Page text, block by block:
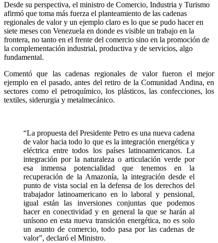
Desde su perspectiva, el ministro de Comercio, Industria y Turismo
afirmó que toma más fuerza el planteamiento de las cadenas
regionales de valor y un ejemplo claro es lo que se pudo hacer en
siete meses con Venezuela en donde es visible un trabajo en la
frontera, no tanto en el frente del comercio sino en la promoción de
la complementación industrial, productiva y de servicios, algo
fundamental.
Comentó que las cadenas regionales de valor fueron el mejor
ejemplo en el pasado, antes del retiro de la Comunidad Andina, en
sectores como el petroquímico, los plásticos, las confecciones, los
textiles, siderurgia y metalmecánico.
“La propuesta del Presidente Petro es una nueva cadena
de valor hacia todo lo que es la integración energética y
eléctrica entre todos los países latinoamericanos. La
integración por la naturaleza o articulación verde por
esa inmensa potencialidad que tenemos en la
recuperación de la Amazonía, la integración desde el
punto de vista social en la defensa de los derechos del
trabajador latinoamericano en lo laboral y pensional,
igual están las inversiones conjuntas que podemos
hacer en conectividad y en general la que se harán al
unísono en esta nueva transición energética, no es solo
un asunto de comercio, todo pasa por las cadenas de
valor”, declaró el Ministro.